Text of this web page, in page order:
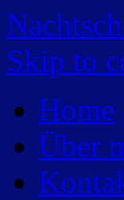
Skip to
Home
Über